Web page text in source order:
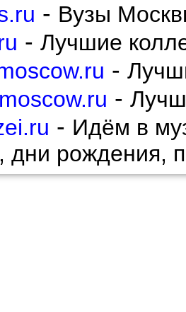
- Вузы
- Лучшие
-
-
- Идём в
дни рождения,